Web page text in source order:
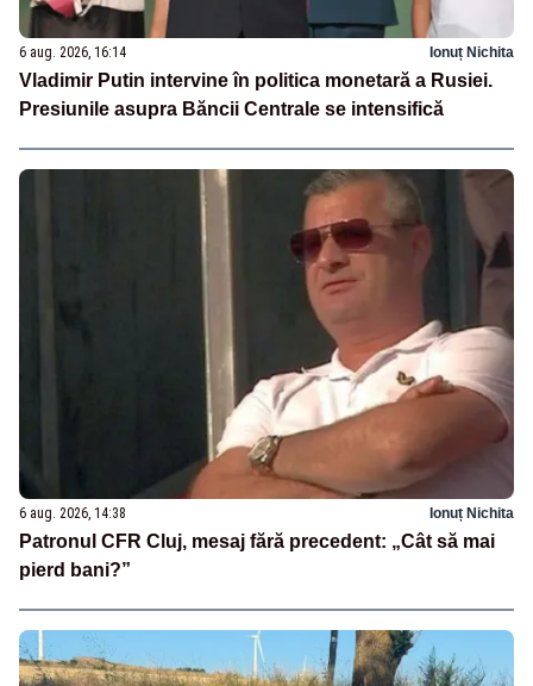
6 aug. 2026, 16:14 Ionuț Nichita
Vladimir Putin intervine în politica monetară a Rusiei.
Presiunile asupra Băncii Centrale se intensifică
6 aug. 2026, 14:38 Ionuț Nichita
Patronul CFR Cluj, mesaj fără precedent: „Cât să mai
pierd bani?”